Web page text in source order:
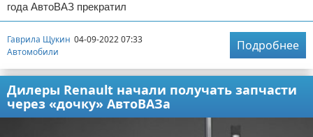
года АвтоВАЗ прекратил
Гаврила Щукин 04-09-2022 07:33
Автомобили
Подробнее
Дилеры Renault начали получать запчасти
через «дочку» АвтоВАЗа